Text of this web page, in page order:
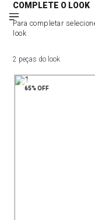
COMPLETE O LOOK
Para completar
look
2 peças do look
65%OFF